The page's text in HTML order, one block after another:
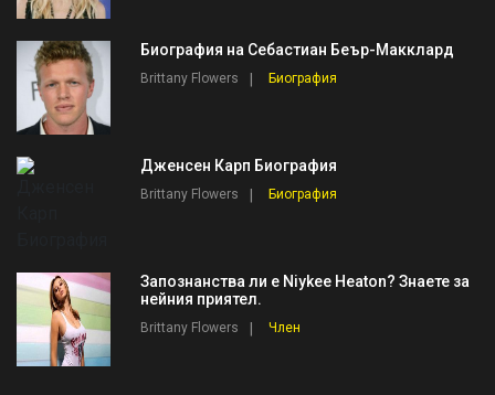
Биография на Себастиан Беър-Макклард
Brittany Flowers Биография
Дженсен Карп Биография
Brittany Flowers Биография
Запознанства ли е Niykee Heaton? Знаете за
нейния приятел.
Brittany Flowers Член